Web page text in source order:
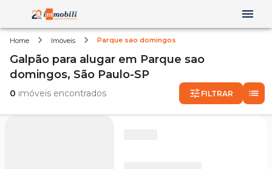
Home Imóveis Parque sao domingos
Galpão para alugar em Parque sao
domingos, São Paulo-SP
0 imóveis encontrados FILTRAR